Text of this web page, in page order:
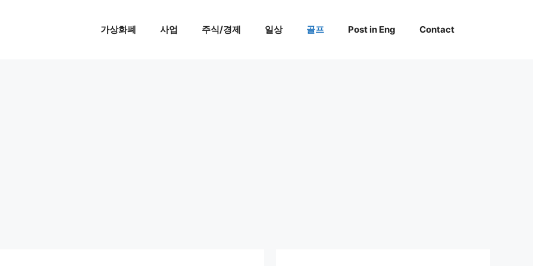
가상화폐 사업 주식/경제 일상 골프 Post in Eng Contact